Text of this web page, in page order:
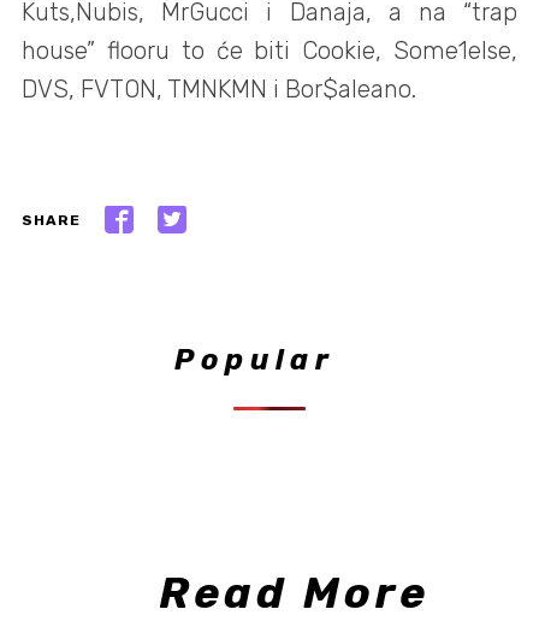
Kuts,Nubis, MrGucci i Danaja, a na “trap
house” flooru to će biti Cookie, Some1else,
DVS, FVTON, TMNKMN i Bor$aleano.
SHARE
Popular
Read More